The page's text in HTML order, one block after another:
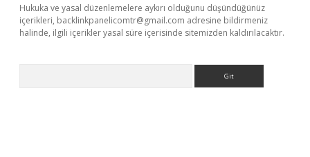
Hukuka ve yasal düzenlemelere aykırı olduğunu düşündüğünüz
içerikleri, backlinkpanelicomtr@gmail.com adresine bildirmeniz
halinde, ilgili içerikler yasal süre içerisinde sitemizden kaldırılacaktır.